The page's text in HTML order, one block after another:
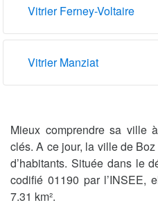
Vitrier Ferney-Voltaire
Vitrier Manziat
Mieux comprendre sa ville
clés. A ce jour, la ville de
d’habitants. Située dans le
codifié 01190 par l’INSEE,
7.31 km².